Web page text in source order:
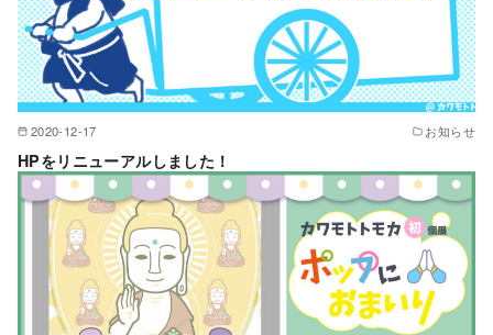
2020-12-17 お知らせ
HPをリニューアルしました！